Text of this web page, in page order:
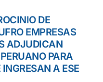
DE
EMPRESAS
ADJUDICAN
PARA
A ESE